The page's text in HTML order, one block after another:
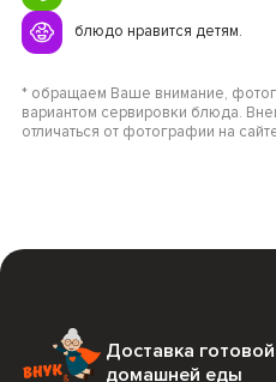
блюдо нравится детям.
* обращаем Ваше внимание,
вариантом сервировки блюда.
отличаться от фотографии на
Доставка готовой
домашней еды